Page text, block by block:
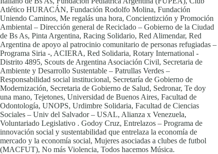
Atlético HURACÁN, Fundación Rodolfo Molina, Fundación
Uniendo Caminos, Me regalás una hora, Concientizción y Promoción
Ambiental – Dirección general de Reciclado – Gobierno de la Ciudad
de Bs As, Pinta Argentina, Racing Solidario, Red Alimendar, Red
Argentina de apoyo al patrocinio comunitario de personas refugiadas –
Programa Siria -, ACIERA, Red Solidaria, Rotary International -
Distrito 4895, Scouts de Argentina Asociación Civil, Secretaria de
Ambiente y Desarrollo Sustentable – Patrullas Verdes –
Responsabilidad social institucional, Secretaría de Gobierno de
Modernización, Secretaria de Gobierno de Salud, Sedronar, Te doy
una mano, Tejetones, Universidad de Buenos Aires, Facultad de
Odontología, UNOPS, Urdimbre Solidaria, Facultad de Ciencias
Sociales – Univ del Salvador – USAL, Alianza x Venezuela,
Voluntariado Legislativo . Godoy Cruz, Entrelazos – Programa de
innovación social y sustentabilidad que entrelaza la economía de
mercado y la economía social, Mujeres asociadas a clubes de futbol
(MACFUT), No más Violencia, Todos hacemos Música.